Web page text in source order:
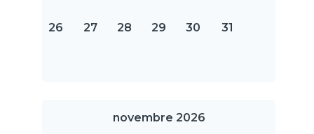
26 27 28 29 30 31
novembre 2026